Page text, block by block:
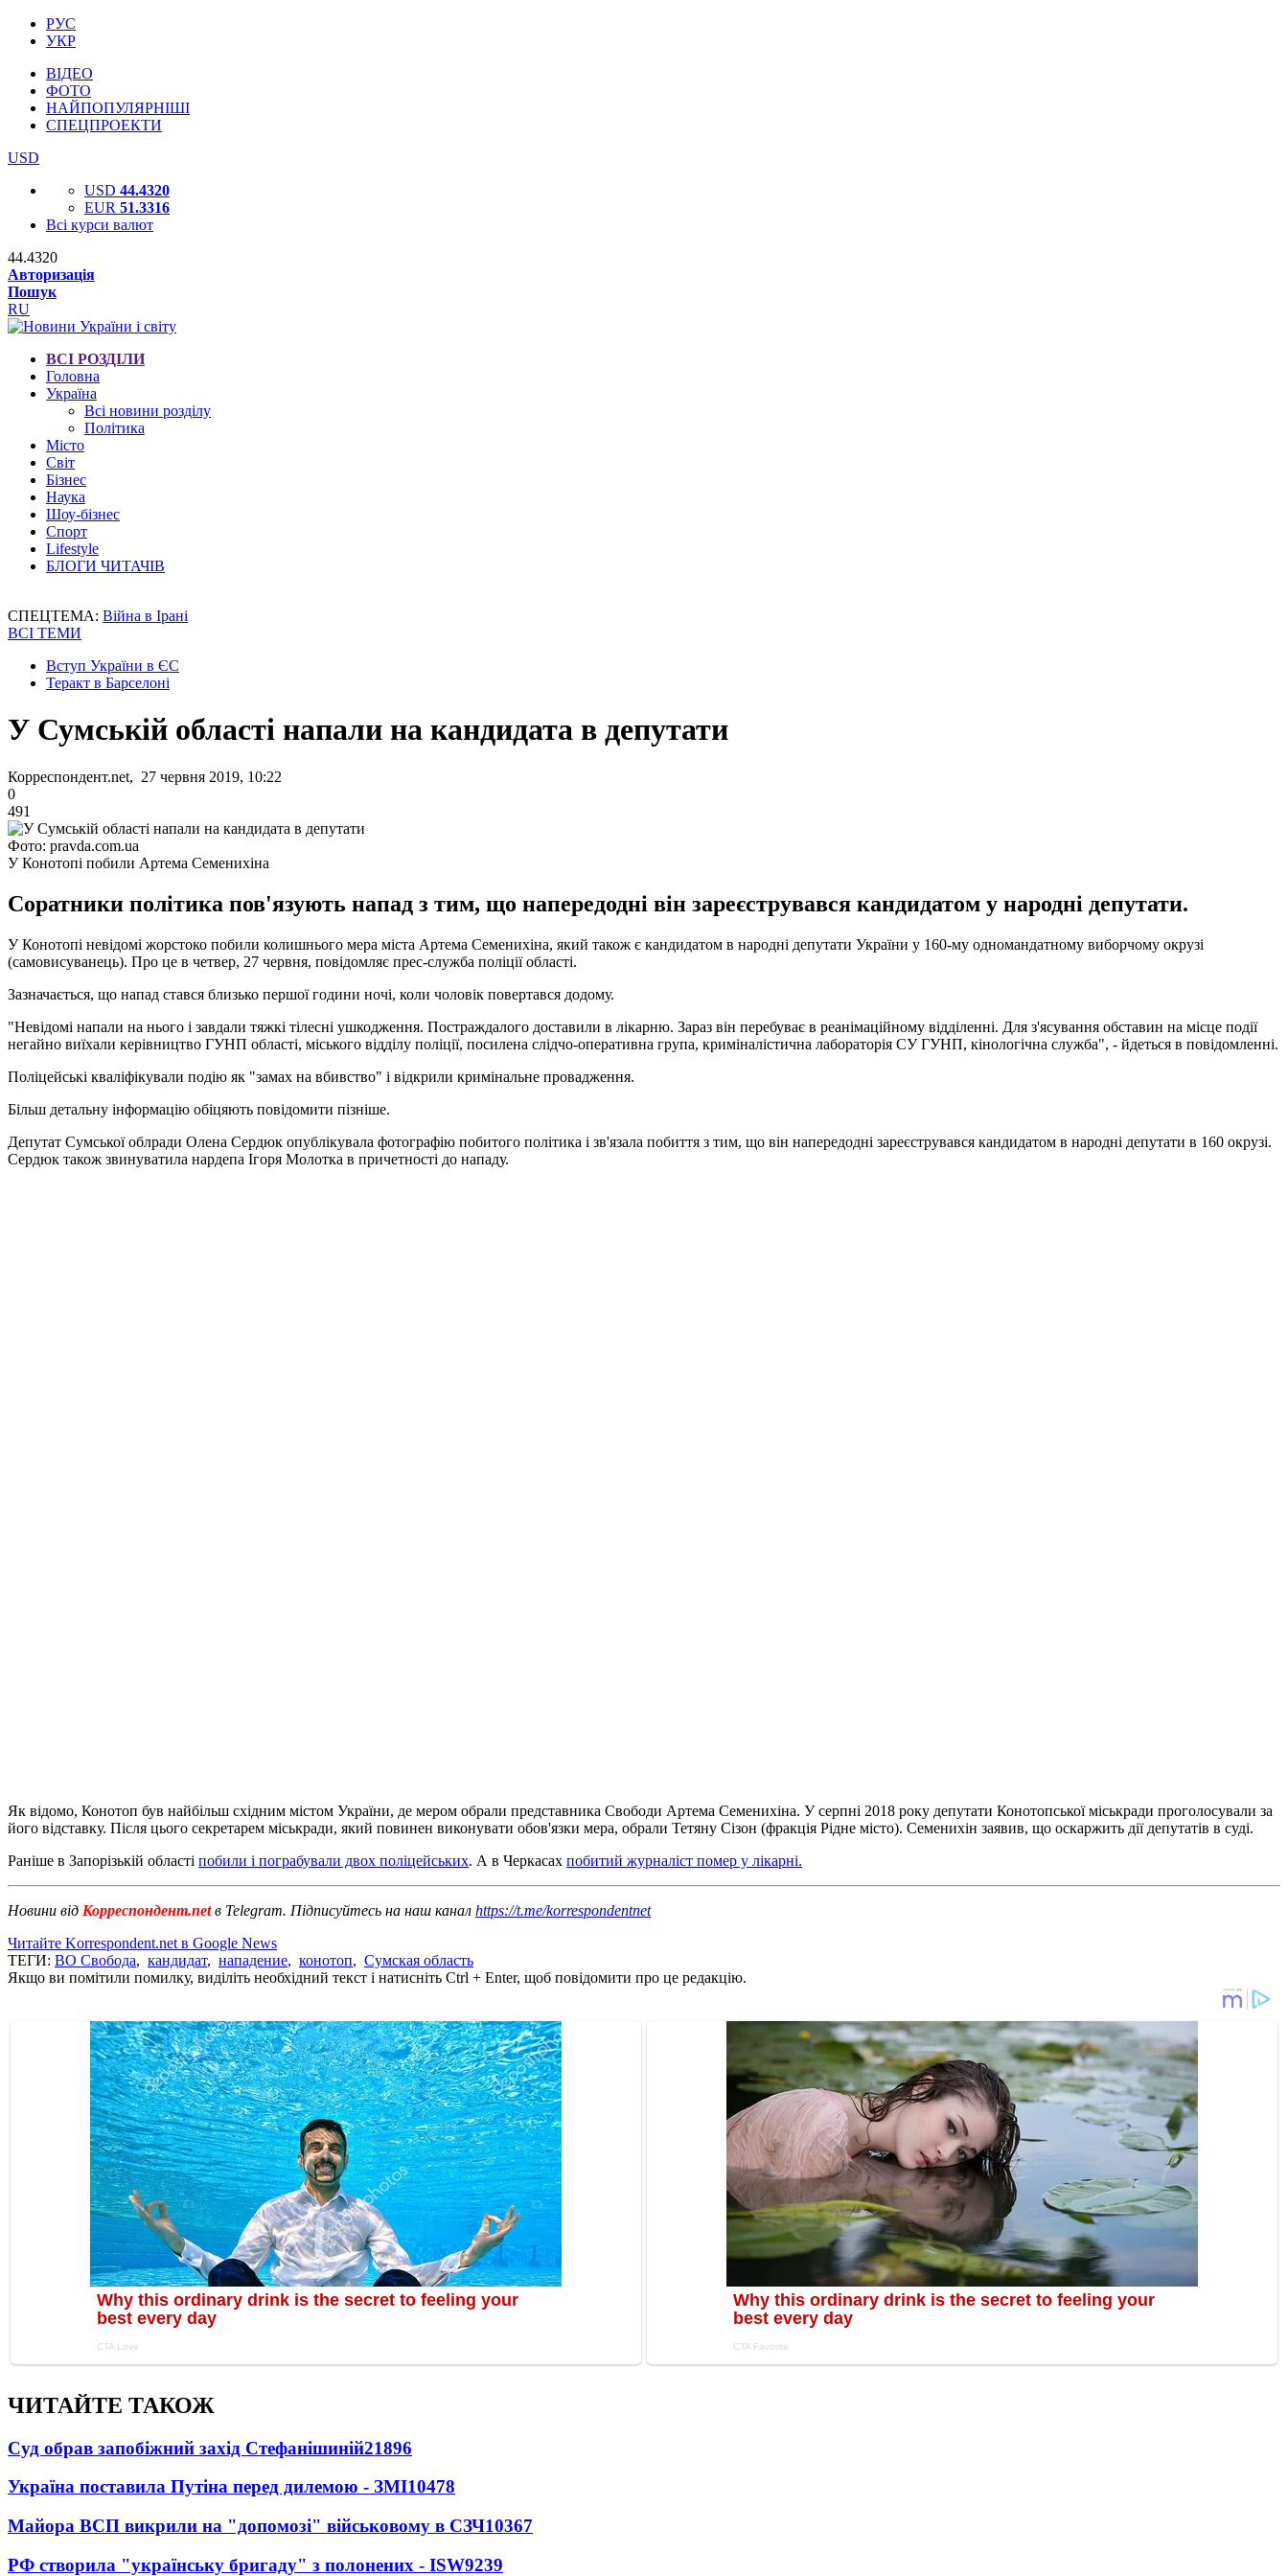
РУС
УКР
ВІДЕО
ФОТО
НАЙПОПУЛЯРНІШІ
СПЕЦПРОЕКТИ
USD
USD 44.4320
EUR 51.3316
Всі курси валют
44.4320
Авторизація
Пошук
RU
ВСІ РОЗДІЛИ
Головна
Україна
Всі новини розділу
Політика
Місто
Світ
Бізнес
Наука
Шоу-бізнес
Спорт
Lifestyle
БЛОГИ ЧИТАЧІВ
СПЕЦТЕМА: Війна в Ірані
ВСІ ТЕМИ
Вступ України в ЄС
Теракт в Барселоні
У Сумській області напали на кандидата в депутати
Корреспондент.net, 27 червня 2019, 10:22
0
491
Фото: pravda.com.ua
У Конотопі побили Артема Семенихіна
Соратники політика пов'язують напад з тим, що напередодні він зареєструвався кандидатом у народні депутати.
У Конотопі невідомі жорстоко побили колишнього мера міста Артема Семенихіна, який також є кандидатом в народні депутати України у 160-му одномандатному виборчому окрузі
(самовисуванець). Про це в четвер, 27 червня, повідомляє прес-служба поліції області.
Зазначається, що напад стався близько першої години ночі, коли чоловік повертався додому.
"Невідомі напали на нього і завдали тяжкі тілесні ушкодження. Постраждалого доставили в лікарню. Зараз він перебуває в реанімаційному відділенні. Для з'ясування обставин на місце події
негайно виїхали керівництво ГУНП області, міського відділу поліції, посилена слідчо-оперативна група, криміналістична лабораторія СУ ГУНП, кінологічна служба", - йдеться в повідомленні.
Поліцейські кваліфікували подію як "замах на вбивство" і відкрили кримінальне провадження.
Більш детальну інформацію обіцяють повідомити пізніше.
Депутат Сумської облради Олена Сердюк опублікувала фотографію побитого політика і зв'язала побиття з тим, що він напередодні зареєструвався кандидатом в народні депутати в 160 окрузі.
Сердюк також звинуватила нардепа Ігоря Молотка в причетності до нападу.
Як відомо, Конотоп був найбільш східним містом України, де мером обрали представника Свободи Артема Семенихіна. У серпні 2018 року депутати Конотопської міськради проголосували за
його відставку. Після цього секретарем міськради, який повинен виконувати обов'язки мера, обрали Тетяну Сізон (фракція Рідне місто). Семенихін заявив, що оскаржить дії депутатів в суді.
Раніше в Запорізькій області побили і пограбували двох поліцейських. А в Черкасах побитий журналіст помер у лікарні.
Новини від Корреспондент.netв Telegram. Підписуйтесь на наш канал https://t.me/korrespondentnet
Читайте Korrespondent.net в Google News
ТЕГИ: ВО Свобода, кандидат, нападение, конотоп, Сумская область
Якщо ви помітили помилку, виділіть необхідний текст і натисніть Ctrl + Enter, щоб повідомити про це редакцію.
ЧИТАЙТЕ ТАКОЖ
Суд обрав запобіжний захід Стефанішиній21896
Україна поставила Путіна перед дилемою - ЗМІ10478
Майора ВСП викрили на "допомозі" військовому в СЗЧ10367
РФ створила "українську бригаду" з полонених - ISW9239